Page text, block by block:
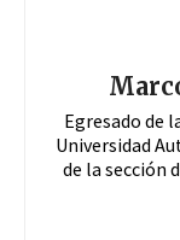
Egresado de
Universidad
de la sección